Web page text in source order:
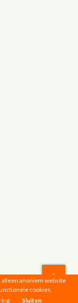
alleen anoniem website
cookies,
Sluiten